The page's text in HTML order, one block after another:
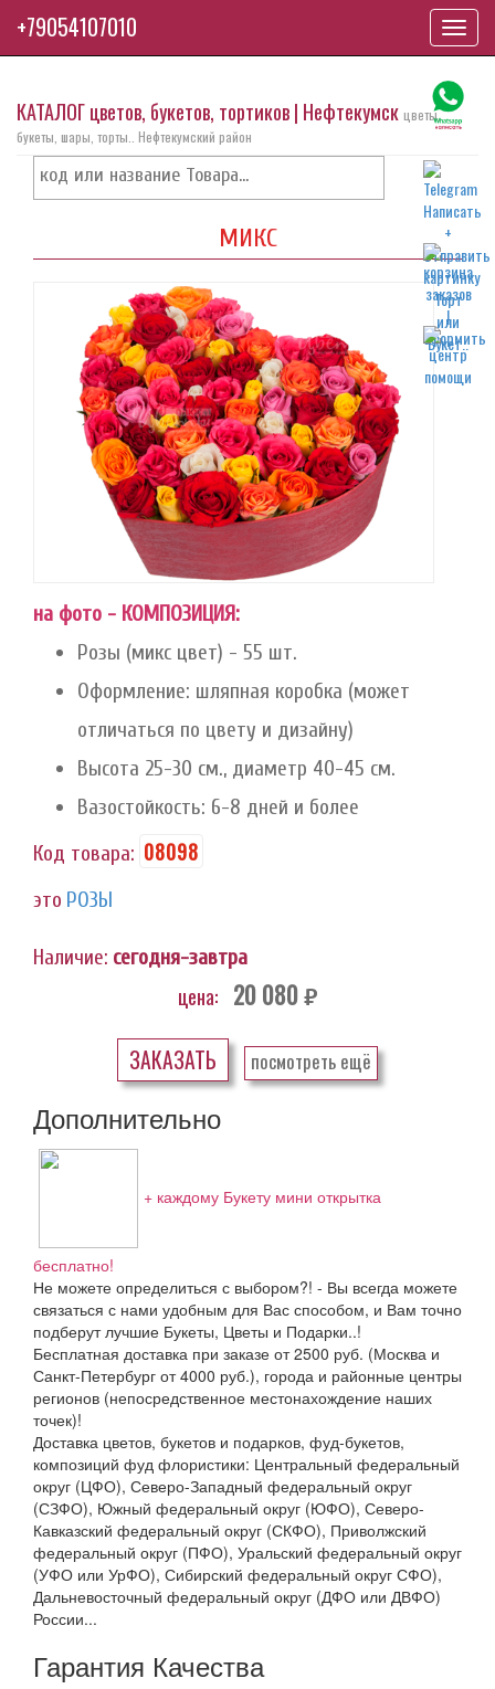
КАТАЛОГ цветов, букетов, тортиков | Нефтекумск цветы,
букеты, шары, торты.. Нефтекумский район
МИКС
на фото - КОМПОЗИЦИЯ:
Розы (микс цвет) - 55 шт.
Оформление: шляпная коробка (может
отличаться по цвету и дизайну)
Высота 25-30 см., диаметр 40-45 см.
Вазостойкость: 6-8 дней и более
Код товара: 08098
это РОЗЫ
Наличие: сегодня-завтра
цена: 20 080 руб.
ЗАКАЗАТЬ посмотреть ещё
Дополнительно
+ каждому Букету мини открытка
бесплатно!
Не можете определиться с выбором?! - Вы всегда можете
связаться с нами удобным для Вас способом, и Вам точно
подберут лучшие Букеты, Цветы и Подарки..!
Бесплатная доставка при заказе от 2500 руб. (Москва и
Санкт-Петербург от 4000 руб.), города и районные центры
регионов (непосредственное местонахождение наших
точек)!
Доставка цветов, букетов и подарков, фуд-букетов,
композиций фуд флористики: Центральный федеральный
округ (ЦФО), Северо-Западный федеральный округ
(СЗФО), Южный федеральный округ (ЮФО), Северо-
Кавказский федеральный округ (СКФО), Приволжский
федеральный округ (ПФО), Уральский федеральный округ
(УФО или УрФО), Сибирский федеральный округ СФО),
Дальневосточный федеральный округ (ДФО или ДВФО)
России...
Гарантия Качества
+79054107010